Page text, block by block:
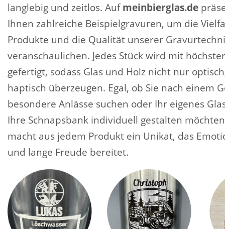
langlebig und zeitlos. Auf meinbierglas.de
Ihnen zahlreiche Beispielgravuren, um die
Produkte und die Qualität unserer
veranschaulichen. Jedes Stück wird mit
gefertigt, sodass Glas und Holz nicht nur
haptisch überzeugen. Egal, ob Sie nach einem
besondere Anlässe suchen oder Ihr eigenes
Ihre Schnapsbank individuell gestalten
macht aus jedem Produkt ein Unikat, das
und lange Freude bereitet.